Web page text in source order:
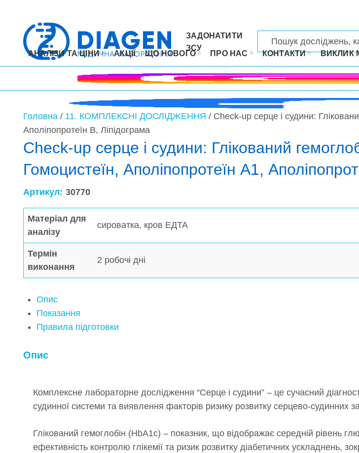
ЗАДОНАТИТИ
ЗСУ
АНАЛІЗИ ТА ЦІНИ АКЦІЇ ЩО НОВОГО ПРО НАС КОНТАКТИ ВИКЛИК
Головна / 11. КОМПЛЕКСНІ ДОСЛІДЖЕННЯ / Check-up серце і судини:
Аполіпопротеїн В, Ліпідограма
Check-up серце і судини: Глікований
Гомоцистеїн, Аполіпопротеїн А1,
Артикул: 30770
Матеріал для
аналізу
сироватка, кров ЕДТА
Термін
виконання
2 робочі дні
Опис
Показання
Правила підготовки
Опис
Комплексне лабораторне дослідження “Серце і судини” – це сучасний
судинної системи та виявлення факторів ризику розвитку серцево-судинних
Глікований гемоглобін (HbA1c) – показник, що відображає середній рівень
ефективність контролю глікемії та ризик розвитку діабетичних ускладнень,